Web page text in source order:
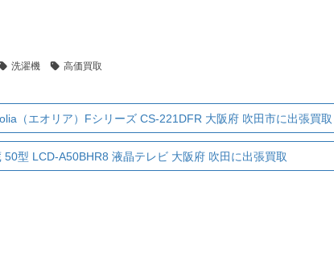
洗濯機 高価買取
（エオリア）Fシリーズ CS-221DFR 大阪府 吹田市に出張買取
型 LCD-A50BHR8 液晶テレビ 大阪府 吹田に出張買取